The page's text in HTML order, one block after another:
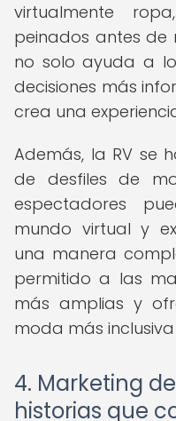
virtualmente
peinados antes de
no solo ayuda a
decisiones más
crea una
Además, la RV se
de desfiles de
espectadores
mundo virtual y
una manera
permitido a las
más amplias y
moda más
4. Marketing
historias que